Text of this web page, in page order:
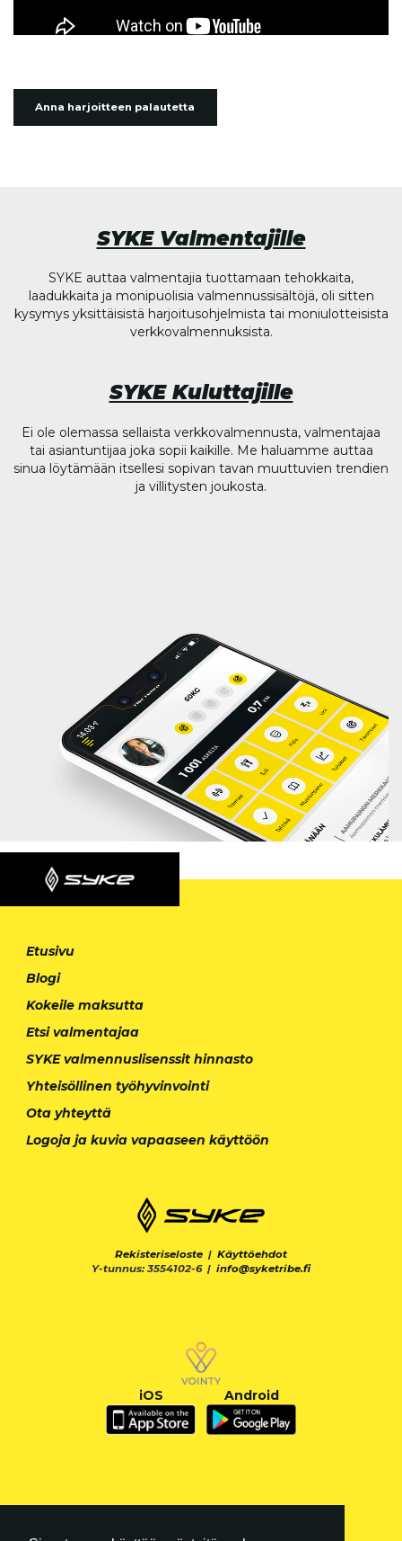
Anna harjoitteen palautetta
SYKE Valmentajille
SYKE auttaa valmentajia tuottamaan tehokkaita,
laadukkaita ja monipuolisia valmennussisältöjä, oli sitten
kysymys yksittäisistä harjoitusohjelmista tai moniulotteisista
verkkovalmennuksista.
SYKE Kuluttajille
Ei ole olemassa sellaista verkkovalmennusta, valmentajaa
tai asiantuntijaa joka sopii kaikille. Me haluamme auttaa
sinua löytämään itsellesi sopivan tavan muuttuvien trendien
ja villitysten joukosta.
Etusivu
Blogi
Kokeile maksutta
Etsi valmentajaa
SYKE valmennuslisenssit hinnasto
Yhteisöllinen työhyvinvointi
Ota yhteyttä
Logoja ja kuvia vapaaseen käyttöön
Rekisteriseloste | Käyttöehdot
Y-tunnus: 3554102-6 | info@syketribe.fi
iOS Android